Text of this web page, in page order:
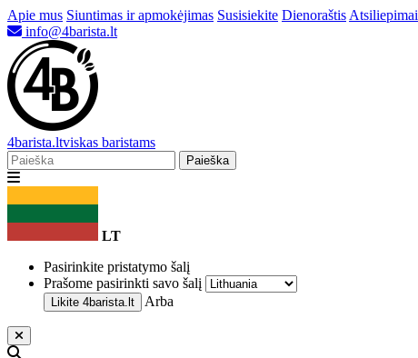
Apie mus Siuntimas ir apmokėjimas Susisiekite Dienoraštis Atsiliepimai
info@4barista.lt
4barista.ltviskas baristams
Paieška
LT
Pasirinkite pristatymo šalį
Prašome pasirinkti savo šalį
Likite 4barista.lt Arba